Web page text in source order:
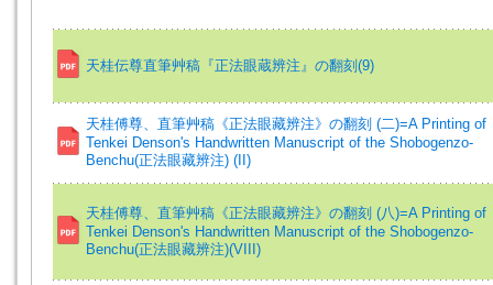
天桂伝尊直筆艸稿『正法眼蔵辨注』の翻刻(9)
天桂傅尊、直筆艸稿《正法眼藏辨注》の翻刻 (二)=A Printing of
Tenkei Denson's Handwritten Manuscript of the Shobogenzo-
Benchu(正法眼藏辨注) (II)
天桂傅尊、直筆艸稿《正法眼藏辨注》の翻刻 (八)=A Printing of
Tenkei Denson's Handwritten Manuscript of the Shobogenzo-
Benchu(正法眼藏辨注)(VIII)